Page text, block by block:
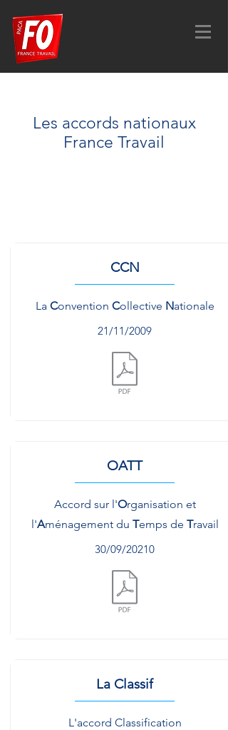
Les accords nationaux
France Travail
CCN
La Convention Collective Nationale
21/11/2009
OATT
Accord sur l'Organisation et
l'Aménagement du Temps de Travail
30/09/20210
La Classif
L'accord Classification